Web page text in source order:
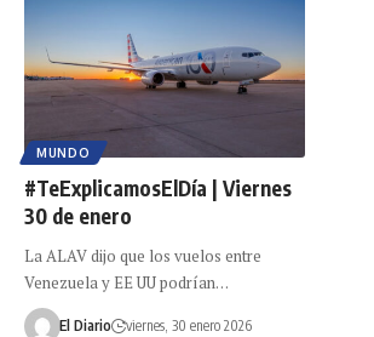
MUNDO
#TeExplicamosElDía | Viernes
30 de enero
La ALAV dijo que los vuelos entre
Venezuela y EE UU podrían…
El Diario viernes, 30 enero 2026